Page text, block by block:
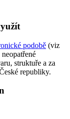
podobě (viz
struktuře a za
republiky.